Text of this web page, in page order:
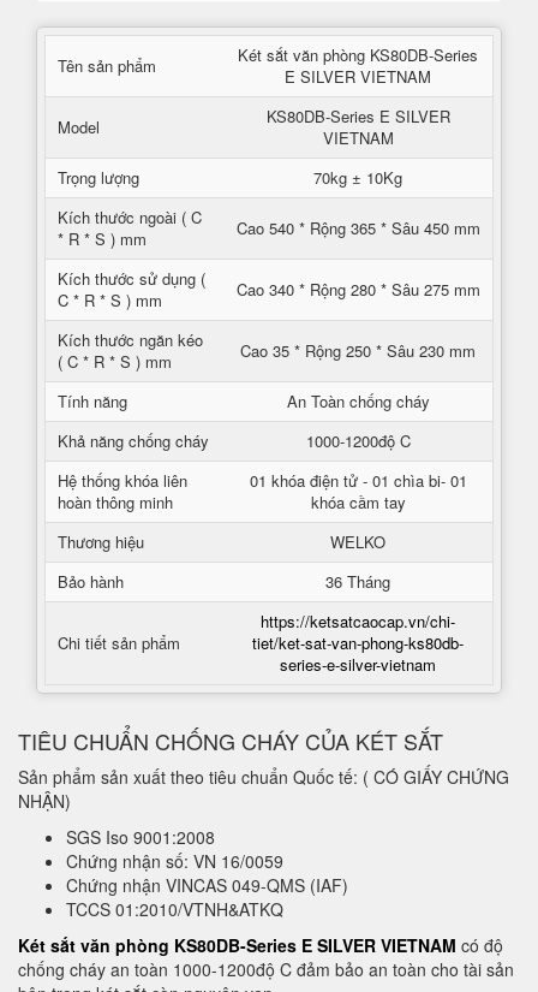
Tên sản phẩm
Két sắt văn phòng KS80DB-Series
E SILVER VIETNAM
Model
KS80DB-Series E SILVER
VIETNAM
Trọng lượng
70kg ± 10Kg
Kích thước ngoài ( C
* R * S ) mm
Cao 540 * Rộng 365 * Sâu 450 mm
Kích thước sử dụng (
C * R * S ) mm
Cao 340 * Rộng 280 * Sâu 275 mm
Kích thước ngăn kéo
( C * R * S ) mm
Cao 35 * Rộng 250 * Sâu 230 mm
Tính năng
An Toàn chống cháy
Khả năng chống cháy
1000-1200độ C
Hệ thống khóa liên
hoàn thông minh
01 khóa điện tử - 01 chìa bi- 01
khóa cầm tay
Thương hiệu
WELKO
Bảo hành
36 Tháng
Chi tiết sản phẩm
https://ketsatcaocap.vn/chi-
tiet/ket-sat-van-phong-ks80db-
series-e-silver-vietnam
TIÊU CHUẨN CHỐNG CHÁY CỦA KÉT SẮT
Sản phẩm sản xuất theo tiêu chuẩn Quốc tế: ( CÓ GIẤY CHỨNG
NHẬN)
SGS Iso 9001:2008
Chứng nhận số: VN 16/0059
Chứng nhận VINCAS 049-QMS (IAF)
TCCS 01:2010/VTNH&ATKQ
Két sắt văn phòng KS80DB-Series E SILVER VIETNAM có độ
chống cháy an toàn 1000-1200độ C đảm bảo an toàn cho tài sản